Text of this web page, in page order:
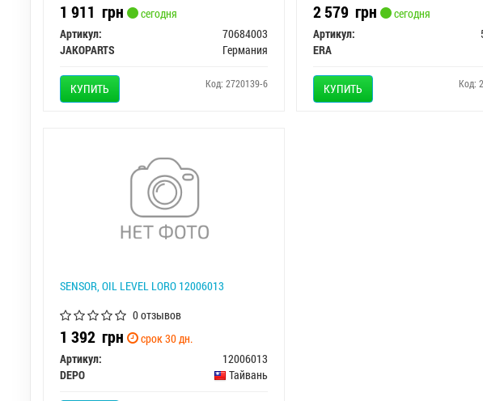
1 911 грн
сегодня
Артикул:
70684003
JAKOPARTS
Германия
КУПИТЬ Код: 2720139-6
2 579 грн
сегодня
Артикул:
ERA
КУПИТЬ Код:
SENSOR, OIL LEVEL LORO 12006013
0 отзывов
1 392 грн
срок 30 дн.
Артикул:
12006013
DEPO
Тайвань